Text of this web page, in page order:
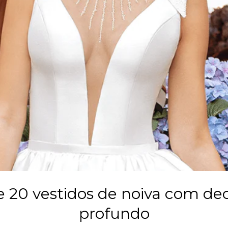
20 vestidos de noiva com
profundo